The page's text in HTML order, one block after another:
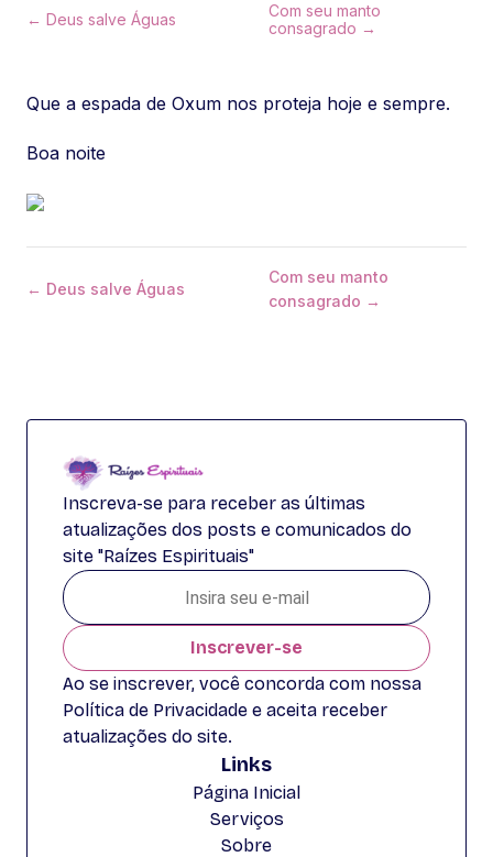
← Deus salve Águas
Com seu manto
consagrado →
Que a espada de Oxum nos proteja hoje e sempre.
Boa noite
← Deus salve Águas
Com seu manto
consagrado →
Inscreva-se para receber as últimas
atualizações dos posts e comunicados do
site "Raízes Espirituais"
Inscrever-se
Ao se inscrever, você concorda com nossa
Política de Privacidade e aceita receber
atualizações do site.
Links
Página Inicial
Serviços
Sobre